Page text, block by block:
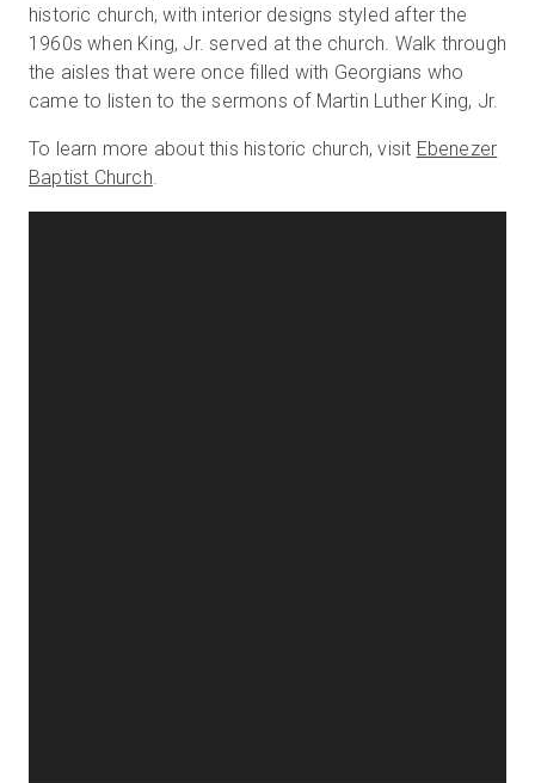
営業担当 :03-6897-2960
JA
historic church, with interior designs styled after the
1960s when King, Jr. served at the church. Walk through
the aisles that were once filled with Georgians who
came to listen to the sermons of Martin Luther King, Jr.
To learn more about this historic church, visit Ebenezer
Baptist Church.